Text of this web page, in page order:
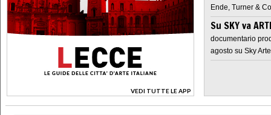
VEDI TUTTE LE APP
>
Ende, Turner &
Su SKY va
documentario
agosto su Sky Arte